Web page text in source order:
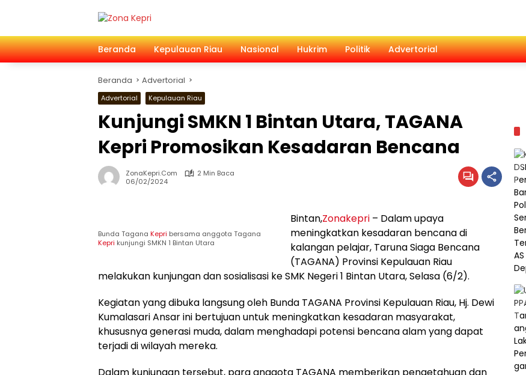
Beranda
Kepulauan Riau Nasional Hukrim Politik Advertorial
Beranda Advertorial
Advertorial Kepulauan Riau
Kunjungi SMKN 1 Bintan Utara, TAGANA
Kepri Promosikan Kesadaran Bencana
ZonaKepri.com
2 Min Baca
06/02/2024
Bunda Tagana Kepri bersama anggota Tagana
Kepri kunjungi SMKN 1 Bintan Utara
Bintan,Zonakepri – Dalam upaya
meningkatkan kesadaran bencana di
kalangan pelajar, Taruna Siaga Bencana
(TAGANA) Provinsi Kepulauan Riau
melakukan kunjungan dan sosialisasi ke SMK Negeri 1 Bintan Utara, Selasa (6/2).
Kegiatan yang dibuka langsung oleh Bunda TAGANA Provinsi Kepulauan Riau, Hj. Dewi
Kumalasari Ansar ini bertujuan untuk meningkatkan kesadaran masyarakat,
khususnya generasi muda, dalam menghadapi potensi bencana alam yang dapat
terjadi di wilayah mereka.